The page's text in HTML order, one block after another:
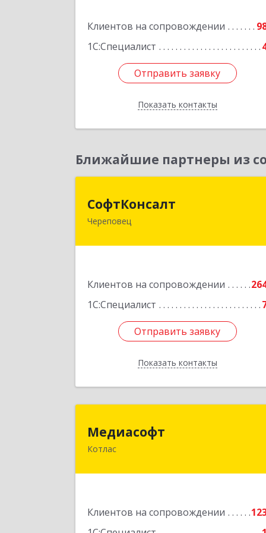
Клиентов на сопровождении
1С:Специалист
Отправить заявку
Показать контакты
Отправить заявку
Назад
Ближайшие партнеры из
СофтКонсалт
Череповец
Клиентов на сопровождении
1С:Специалист
Отправить заявку
Показать контакты
162614, Вологодская обл, Череповец
Отправить заявку
Назад
Медиасофт
Котлас
Клиентов на сопровождении
165300, Архангельская обл, Котлас г,